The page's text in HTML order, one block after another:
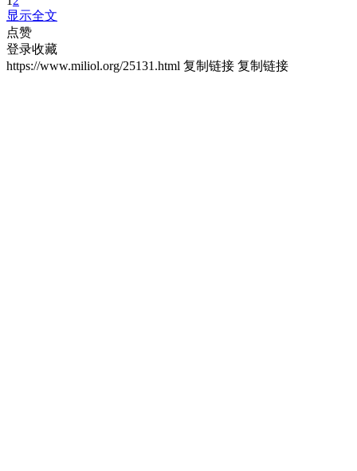
显示全文
点赞
登录收藏
https://www.miliol.org/25131.html 复制链接 复制链接